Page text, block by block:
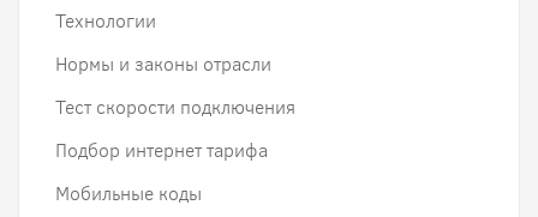
Технологии
Нормы и законы отрасли
Тест скорости подключения
Подбор интернет тарифа
Мобильные коды